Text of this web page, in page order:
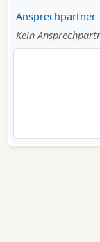
Ansprechpartner
Kein